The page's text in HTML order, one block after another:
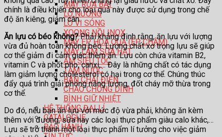
MÁY RỬA BÁT
LÒ NƯỚNG
LÒ VI SÓNG
XOONG NỒI INOX
MÁY ÉP HOA QUẢ (ÉP CHẬM)
MÁY LÀM SỮA HẠT
ẤM SIÊU TỐC
TĂM NƯỚC
BÀN CHẢI ĐIỆN
CHẢO CHỐNG DÍNH
BÌNH GIỮ NHIỆT
HỆ THỐNG ĐẠI LÍ
CATALOGUE
BẢO HÀNH
chính là điều khiến cho loại quả này được sử dụng trong chế
độ ăn kiêng, giảm cân.
Ăn lựu có béo không?Phải khẳng định rằng, ăn lựu với lượng
vừa đủ hoàn toàn không béo. Lượng chất xơ trọng lựu sẽ giúp
cơ thể giảm đi cảm giác thèm ăn. Lựu còn chứa vitamin B2,
vitamin C và phốt pho, canxi,… Đây là những chất có tác dụng
làm giảm lượng cholesterol có hại trong cơ thể. Chúng thúc
đẩy quá trình giải phóng năng lượng, đốt cháy mỡ thừa trong
cơ thể.
Do đó, nếu bạn ăn lựu với mức độ vừa phải, không ăn kèm
thêm với đường, sữa hay các loại thực phẩm giàu calo khác,…
Lựu sẽ trở thành một loại thực phẩm lí tưởng cho việc giảm